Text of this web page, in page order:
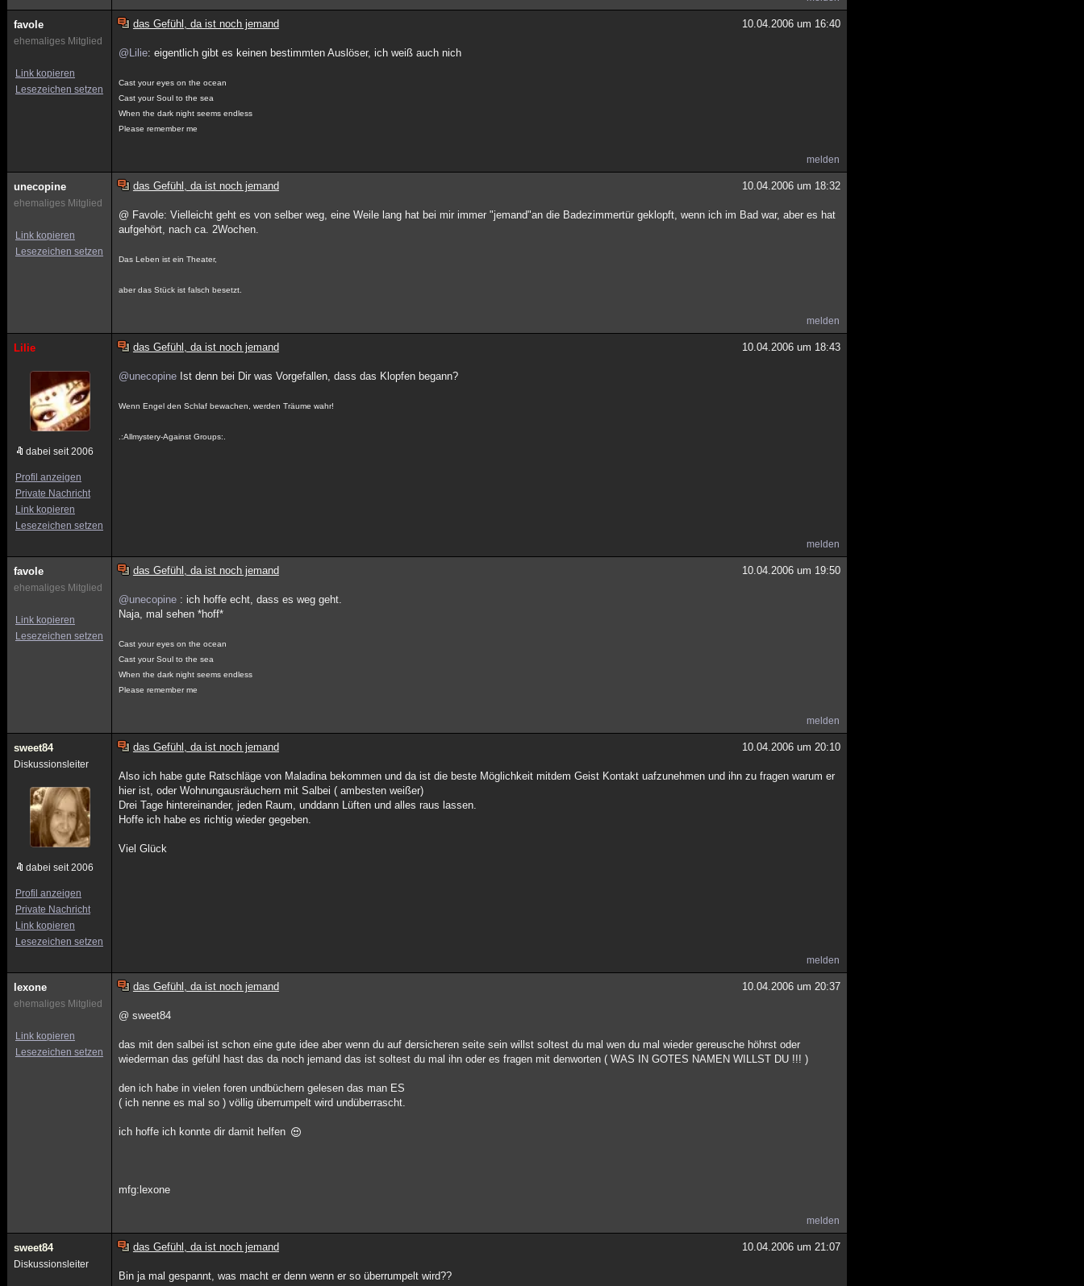
favole
ehemaliges Mitglied
Link kopieren
Lesezeichen setzen
das Gefühl, da ist noch jemand 10.04.2006 um 16:40
@Lilie: eigentlich gibt es keinen bestimmten Auslöser, ich weiß auch nich
Cast your eyes on the ocean
Cast your Soul to the sea
When the dark night seems endless
Please remember me
melden
unecopine
ehemaliges Mitglied
Link kopieren
Lesezeichen setzen
das Gefühl, da ist noch jemand 10.04.2006 um 18:32
@ Favole: Vielleicht geht es von selber weg, eine Weile lang hat bei mir immer "jemand"an die Badezimmertür geklopft, wenn ich im Bad war, aber es hat
aufgehört, nach ca. 2Wochen.
Das Leben ist ein Theater,
aber das Stück ist falsch besetzt.
melden
Lilie
dabei seit 2006
Profil anzeigen
Private Nachricht
Link kopieren
Lesezeichen setzen
das Gefühl, da ist noch jemand 10.04.2006 um 18:43
@unecopine Ist denn bei Dir was Vorgefallen, dass das Klopfen begann?
Wenn Engel den Schlaf bewachen, werden Träume wahr!
.:Allmystery-Against Groups:.
melden
favole
ehemaliges Mitglied
Link kopieren
Lesezeichen setzen
das Gefühl, da ist noch jemand 10.04.2006 um 19:50
@unecopine : ich hoffe echt, dass es weg geht.
Naja, mal sehen *hoff*
Cast your eyes on the ocean
Cast your Soul to the sea
When the dark night seems endless
Please remember me
melden
sweet84
Diskussionsleiter
dabei seit 2006
Profil anzeigen
Private Nachricht
Link kopieren
Lesezeichen setzen
das Gefühl, da ist noch jemand 10.04.2006 um 20:10
Also ich habe gute Ratschläge von Maladina bekommen und da ist die beste Möglichkeit mitdem Geist Kontakt uafzunehmen und ihn zu fragen warum er
hier ist, oder Wohnungausräuchern mit Salbei ( ambesten weißer)
Drei Tage hintereinander, jeden Raum, unddann Lüften und alles raus lassen.
Hoffe ich habe es richtig wieder gegeben.
Viel Glück
melden
lexone
ehemaliges Mitglied
Link kopieren
Lesezeichen setzen
das Gefühl, da ist noch jemand 10.04.2006 um 20:37
@ sweet84
das mit den salbei ist schon eine gute idee aber wenn du auf dersicheren seite sein willst soltest du mal wen du mal wieder gereusche höhrst oder
wiederman das gefühl hast das da noch jemand das ist soltest du mal ihn oder es fragen mit denworten ( WAS IN GOTES NAMEN WILLST DU !!! )
den ich habe in vielen foren undbüchern gelesen das man ES
( ich nenne es mal so ) völlig überrumpelt wird undüberrascht.
ich hoffe ich konnte dir damit helfen
mfg:lexone
melden
sweet84
Diskussionsleiter
das Gefühl, da ist noch jemand 10.04.2006 um 21:07
Bin ja mal gespannt, was macht er denn wenn er so überrumpelt wird??